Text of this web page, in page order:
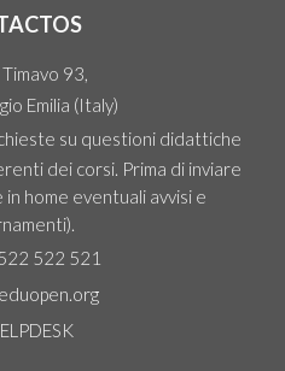
93,
Emilia (Italy)
su questioni didattiche
dei corsi. Prima di inviare
home eventuali avvisi e
522 521